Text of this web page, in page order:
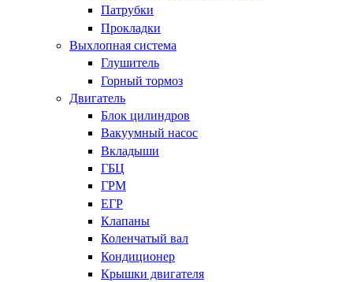
Патрубки
Прокладки
Выхлопная система
Глушитель
Горный тормоз
Двигатель
Блок цилиндров
Вакуумный насос
Вкладыши
ГБЦ
ГРМ
ЕГР
Клапаны
Коленчатый вал
Кондиционер
Крышки двигателя